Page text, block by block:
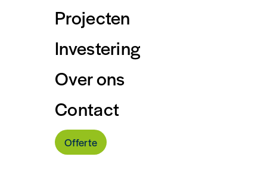
Projecten
Investering
Over ons
Contact
Offerte